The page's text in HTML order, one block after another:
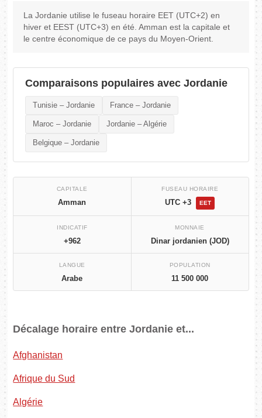
La Jordanie utilise le fuseau horaire EET (UTC+2) en
hiver et EEST (UTC+3) en été. Amman est la capitale et
le centre économique de ce pays du Moyen-Orient.
Comparaisons populaires avec Jordanie
Tunisie – Jordanie France – Jordanie
Maroc – Jordanie Jordanie – Algérie
Belgique – Jordanie
CAPITALE
Amman
FUSEAU HORAIRE
UTC +3 EET
INDICATIF
+962
MONNAIE
Dinar jordanien (JOD)
LANGUE
Arabe
POPULATION
11 500 000
Décalage horaire entre Jordanie et...
Afghanistan
Afrique du Sud
Algérie